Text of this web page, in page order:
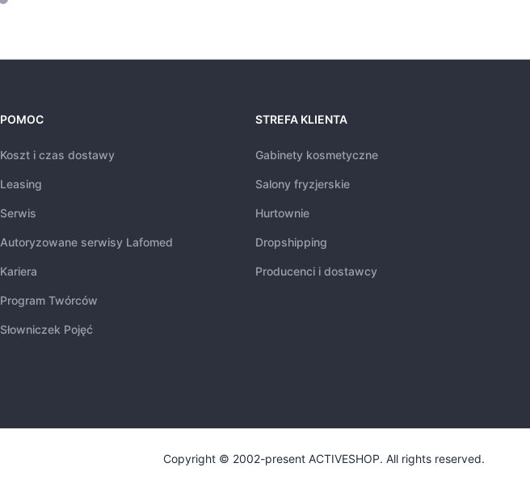
POMOC
Koszt i czas dostawy
Leasing
Serwis
Autoryzowane serwisy Lafomed
Kariera
Program Twórców
Słowniczek Pojęć
STREFA KLIENTA
Gabinety kosmetyczne
Salony fryzjerskie
Hurtownie
Dropshipping
Producenci i dostawcy
Copyright © 2002-present ACTIVESHOP. All rights reserved.